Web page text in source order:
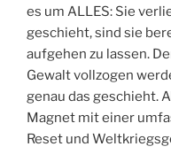
es um ALLES: Sie
geschieht, sind sie
aufgehen zu lassen.
Gewalt vollzogen
genau das geschieht.
Magnet mit einer
Reset und